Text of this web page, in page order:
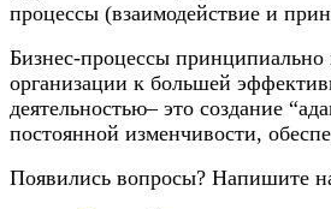
процессы (взаимодействие и
Бизнес-процессы
организации к большей
деятельностью– это создание
постоянной изменчивости,
Появились вопросы? Напишите